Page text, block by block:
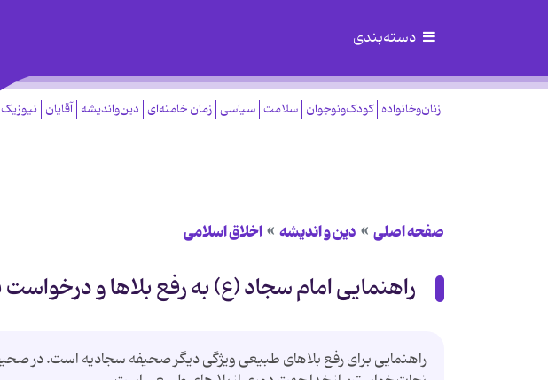
دسته‌بندی
زنان‌وخانواده کودک‌ونوجوان سلامت سیاسی زمان خامنه‌ای دین‌واندیشه آقایان نیوزیک
صفحه اصلی دین و اندیشه اخلاق اسلامی
راهنمایی امام سجاد (ع) به رفع بلاها و
راهنمایی برای رفع بلاهای طبیعی ویژگی دیگر صحیفه سجادیه است. در